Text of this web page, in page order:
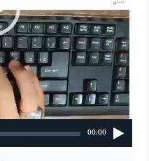
00:00